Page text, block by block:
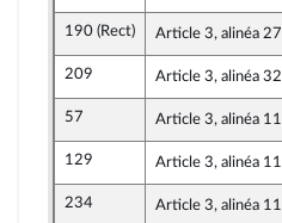
190 (Rect) Article 3, alinéa 27
209 Article 3, alinéa 32
57 Article 3, alinéa 11
129 Article 3, alinéa 11
234 Article 3, alinéa 11